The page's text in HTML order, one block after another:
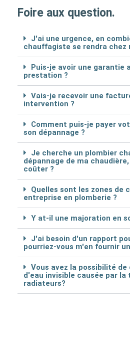
Foire aux question.
J'ai une urgence, en
chauffagiste se rendra chez
Puis-je avoir une garantie
prestation ?
Vais-je recevoir une
intervention ?
Comment puis-je payer
son dépannage ?
Je cherche un plombier
dépannage de ma
coûter ?
Quelles sont les zones de
entreprise en plomberie ?
Y at-il une majoration en
J'ai besoin d'un rapport
pourriez-vous m'en fournir
Vous avez la possibilité
d'eau invisible causée par la
radiateurs?